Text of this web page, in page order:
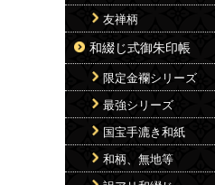
友禅柄
和綴じ式御朱印帳
限定金襴シリーズ
最強シリーズ
国宝手漉き和紙
和柄、無地等